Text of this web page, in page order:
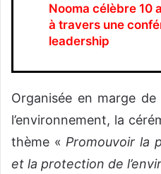
Nooma célèbre 10
à travers une
leadership
Organisée en marge
l’environnement, la
thème « Promouvoir la
et la protection de